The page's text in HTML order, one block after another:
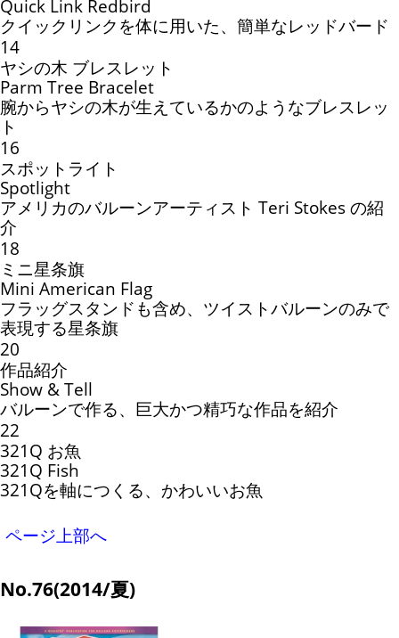
Quick Link Redbird
クイックリンクを体に用いた、簡単なレッドバード
14
ヤシの木 ブレスレット
Parm Tree Bracelet
腕からヤシの木が生えているかのようなブレスレッ
ト
16
スポットライト
Spotlight
アメリカのバルーンアーティスト Teri Stokes の紹
介
18
ミニ星条旗
Mini American Flag
フラッグスタンドも含め、ツイストバルーンのみで
表現する星条旗
20
作品紹介
Show & Tell
バルーンで作る、巨大かつ精巧な作品を紹介
22
321Q お魚
321Q Fish
321Qを軸につくる、かわいいお魚
ページ上部へ
No.76(2014/夏)